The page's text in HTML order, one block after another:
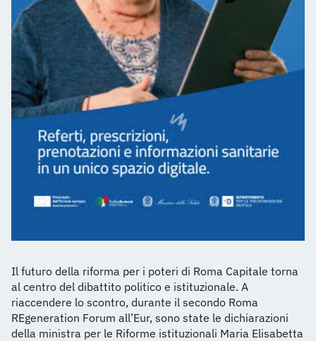
Il futuro della riforma per i poteri di Roma Capitale torna
al centro del dibattito politico e istituzionale. A
riaccendere lo scontro, durante il secondo Roma
REgeneration Forum all’Eur, sono state le dichiarazioni
della ministra per le Riforme istituzionali Maria Elisabetta